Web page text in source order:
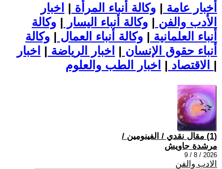
أخبار عامة | وكالة أنباء المرأة | اخبار
الأدب والفن | وكالة أنباء اليسار | وكالة
أنباء العلمانية | وكالة أنباء العمال | وكالة
أنباء حقوق الإنسان | اخبار الرياضة | اخبار
الاقتصاد | |
(1) مقال نقدي / الفينومين /
مرشدة جاويش
2026 / 8 / 9
الادب والفن